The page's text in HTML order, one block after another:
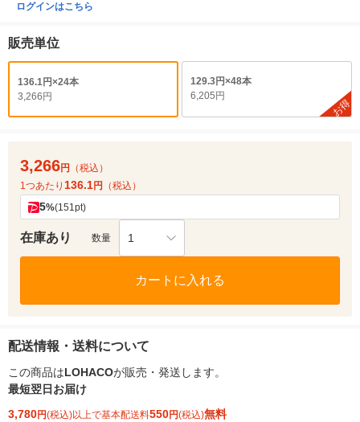
ログインはこちら
販売単位
136.1円×24本
3,266円
129.3円×48本
6,205円
お得
3,266円
（税込）
1つあたり 136.1円 （税込）
5%(151pt)
在庫あり 数量 1
カートに入れる
配送情報・送料について
この商品はLOHACOが販売・発送します。
最短翌日お届け
3,780円(税込)以上で基本配送料550円(税込)無料